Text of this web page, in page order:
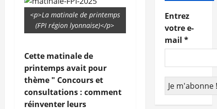
<p>La matinale de printemps
(FPI région lyonnaise)</p>
Cette matinale de
printemps avait pour
thème " Concours et
consultations : comment
réinventer leurs
Entrez
votre e-
mail *